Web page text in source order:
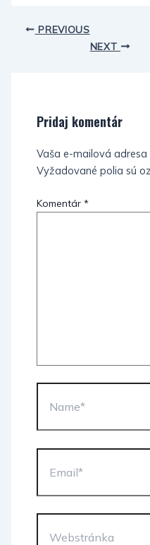
PREVIOUS
NEXT
Pridaj komentár
Vaša e-mailová adresa
Vyžadované polia sú
Komentár*